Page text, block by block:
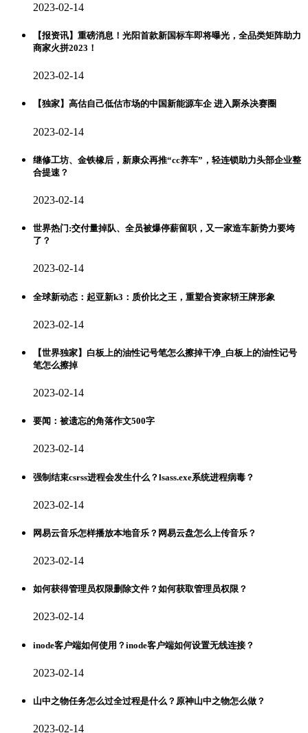
2023-02-14
【报资讯】重磅消息！光阳首款新国标车即将曝光，全品类矩阵助力
商家火拼2023！
2023-02-14
【独家】高估自己低估市场的中国新能源车企 进入厮杀决赛圈
2023-02-14
继修工坊、金铁橡后，新康众再推“cc养车”，轻连锁助力头部企业整
合提速？
2023-02-14
世界热门:交付量掉队、全员被爆停薪留职，又一家造车新势力要垮
了？
2023-02-14
全球新动态：起亚新k3：质价比之王，重塑合资家轿王牌形象
2023-02-14
【世界独家】白板上的油性记号笔怎么擦掉干净_白板上的油性记号
笔怎么擦掉
2023-02-14
要闻：被遗忘的角落作文500字
2023-02-14
强制结束csrss进程会发生什么？lsass.exe系统进程病毒？
2023-02-14
网易云音乐怎样播放本地音乐？网易云盘怎么上传音乐？
2023-02-14
如何获得管理员权限删除文件？如何获取管理员权限？
2023-02-14
inode客户端如何使用？inode客户端如何设置无线连接？
2023-02-14
山中之物任务怎么过全过程是什么？原神山中之物怎么做？
2023-02-14